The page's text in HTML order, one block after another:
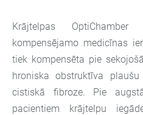
Krājtelpas
kompensējamo medicīnas
tiek kompensēta pie
hroniska obstruktīva
cistiskā fibroze. Pie
pacientiem krājtelpu